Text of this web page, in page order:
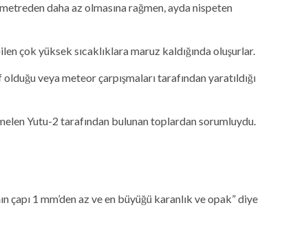
daha az olmasına rağmen, ayda nispeten
çok yüksek sıcaklıklara maruz kaldığında oluşurlar.
veya meteor çarpışmaları tarafından yaratıldığı
Yutu-2 tarafından bulunan toplardan sorumluydu.
çapı 1 mm’den az ve en büyüğü karanlık ve opak” diye